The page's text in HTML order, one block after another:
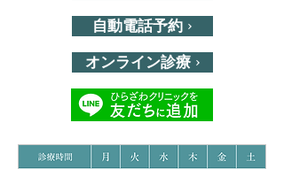
自動電話予約 ›
オンライン診療 ›